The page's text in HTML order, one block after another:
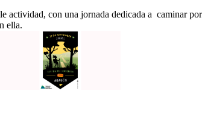
actividad, con una jornada dedicada a caminar
ella.